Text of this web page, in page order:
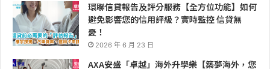
環聯信貸報告及評分服務【全方位功能】如何
避免影響您的信用評級？實時監控 信貸無
憂！
2026 年 6 月 23 日
AXA安盛「卓越」海外升學樂【築夢海外，您